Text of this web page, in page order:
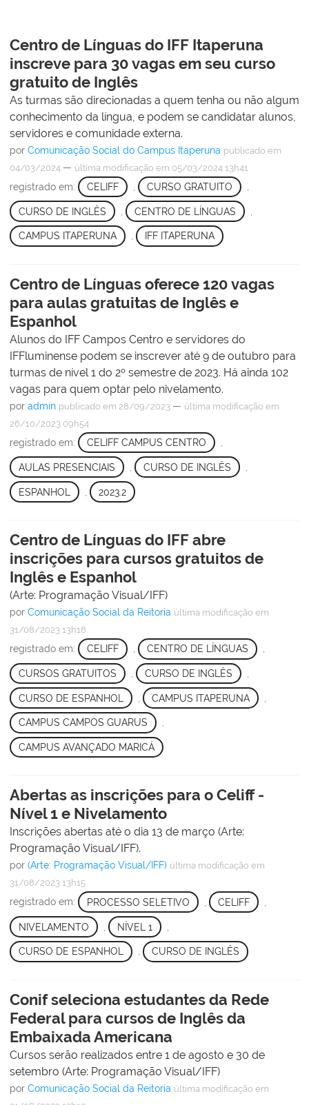
Centro de Línguas do IFF Itaperuna
inscreve para 30 vagas em seu curso
gratuito de Inglês
As turmas são direcionadas a quem tenha ou não algum
conhecimento da língua, e podem se candidatar alunos,
servidores e comunidade externa.
por Comunicação Social do Campus Itaperuna publicado em
04/03/2024 — última modificação em 05/03/2024 13h41
registrado em: CELIFF CURSO GRATUITO
CURSO DE INGLÊS CENTRO DE LÍNGUAS
CAMPUS ITAPERUNA , IFF ITAPERUNA
Centro de Línguas oferece 120 vagas
para aulas gratuitas de Inglês e
Espanhol
Alunos do IFF Campos Centro e servidores do
IFFluminense podem se inscrever até 9 de outubro para
turmas de nível 1 do 2º semestre de 2023. Há ainda 102
vagas para quem optar pelo nivelamento.
por admin publicado em 28/09/2023 — última modificação em
26/10/2023 09h54
registrado em: CELIFF CAMPUS CENTRO
AULAS PRESENCIAIS CURSO DE INGLÊS
ESPANHOL 2023.2
Centro de Línguas do IFF abre
inscrições para cursos gratuitos de
Inglês e Espanhol
(Arte: Programação Visual/IFF)
por Comunicação Social da Reitoria última modificação em
31/08/2023 13h18
registrado em: CELIFF , CENTRO DE LÍNGUAS ,
CURSOS GRATUITOS CURSO DE INGLÊS
CURSO DE ESPANHOL CAMPUS ITAPERUNA
CAMPUS CAMPOS GUARUS ,
CAMPUS AVANÇADO MARICÁ
Abertas as inscrições para o Celiff -
Nível 1 e Nivelamento
Inscrições abertas até o dia 13 de março (Arte:
Programação Visual/IFF).
por (Arte: Programação Visual/IFF) última modificação em
31/08/2023 13h15
registrado em: PROCESSO SELETIVO CELIFF
NIVELAMENTO NÍVEL 1
CURSO DE ESPANHOL , CURSO DE INGLÊS
Conif seleciona estudantes da Rede
Federal para cursos de Inglês da
Embaixada Americana
Cursos serão realizados entre 1 de agosto e 30 de
setembro (Arte: Programação Visual/IFF)
por Comunicação Social da Reitoria última modificação em